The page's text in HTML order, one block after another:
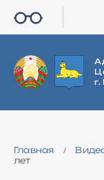
г.
Главная /
лет